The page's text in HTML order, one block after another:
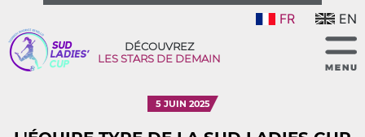
FR EN
DÉCOUVREZ
LES STARS DE DEMAIN
5 JUIN 2025